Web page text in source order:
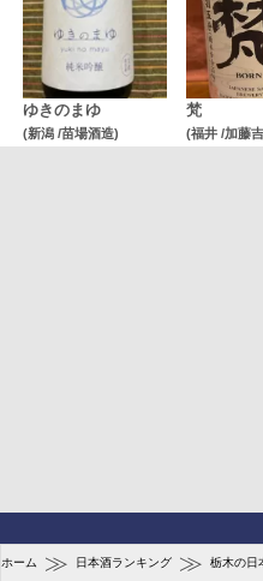
ゆきのまゆ
(新潟 /苗場酒造)
梵
(福井 /加藤
ホーム ≫ 日本酒ランキング ≫ 栃木の日